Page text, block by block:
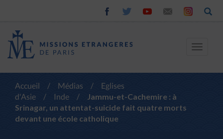
Toggle
Accueil / Médias /
Eglises
d'Asie
/ Inde /
Jammu-et-Cachemire : à
Srinagar, un attentat-suicide fait quatre morts
devant une école catholique